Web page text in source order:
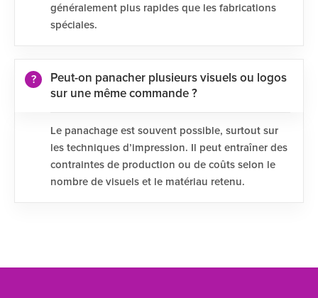
généralement plus rapides que les fabrications
spéciales.
Peut-on panacher plusieurs visuels ou logos
sur une même commande ?
Le panachage est souvent possible, surtout sur
les techniques d’impression. Il peut entraîner des
contraintes de production ou de coûts selon le
nombre de visuels et le matériau retenu.